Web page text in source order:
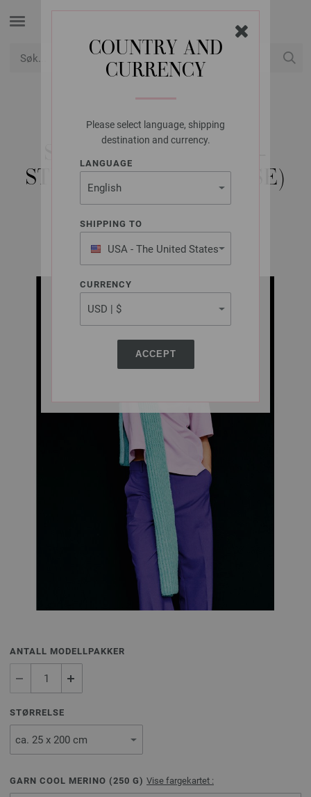
COUNTRY AND
CURRENCY
Please select language, shipping
destination and currency.
LANGUAGE
SHIPPING TO
USA - The United States
of America
CURRENCY
ACCEPT
LANA GROSSA
SJAL COOL MERINO -
STRIKKEOPPSKRIFT (SE)
ABOUT BERLIN No. 12 | Modell 47
ANTALL MODELLPAKKER
STØRRELSE
GARN COOL MERINO (250 G) Vise fargekartet :